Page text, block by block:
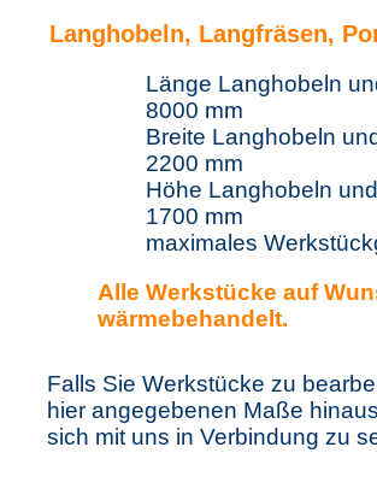
Langhobeln, Langfräsen,
Länge Langhobeln
8000 mm
Breite
2200 mm
Höhe
1700 mm
maximales
Alle Werkstücke auf
wärmebehandelt.
Falls Sie Werkstücke zu
hier angegebenen Maße
sich mit uns in Verbindung zu